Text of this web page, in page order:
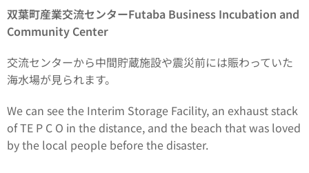
双葉町産業交流センターFutaba Business Incubation and
Community Center
交流センターから中間貯蔵施設や震災前には賑わっていた
海水場が見られます。
We can see the Interim Storage Facility, an exhaust stack
of TE P C O in the distance, and the beach that was loved
by the local people before the disaster.